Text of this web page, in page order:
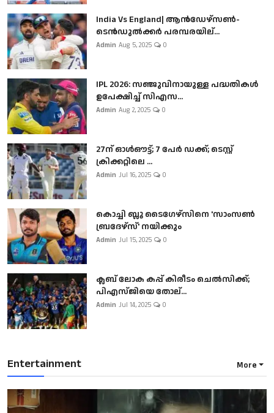
India Vs England| ആൻഡേഴ്സൺ-
ടെൻഡുല്‍ക്കർ പരമ്പരയില്...
Admin Aug 5, 2025 0
IPL 2026: സഞ്ജുവിനായുള്ള പദ്ധതികൾ
ഉപേക്ഷിച്ച് സിഎസ...
Admin Aug 2, 2025 0
27ന് ഓൾഔട്ട്; 7 പേർ ഡക്ക്; ടെസ്റ്റ്
ക്രിക്കറ്റിലെ ...
Admin Jul 16, 2025 0
കൊച്ചി ബ്ലൂ ടൈഗേഴ്സിനെ 'സാംസൺ
ബ്രദേഴ്സ്' നയിക്കും
Admin Jul 15, 2025 0
ക്ലബ് ലോക കപ്പ് കിരീടം ചെല്‍സിക്ക്;
പിഎസ്ജിയെ തോല്...
Admin Jul 14, 2025 0
Entertainment More